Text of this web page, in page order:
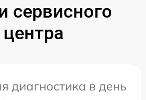
сервисного
центра
диагностика в день